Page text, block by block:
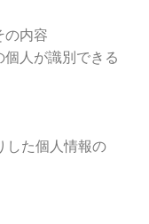
の内容
人が識別できる
した個人情報の